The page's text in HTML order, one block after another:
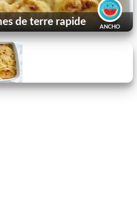
ANCHO
de terre rapide